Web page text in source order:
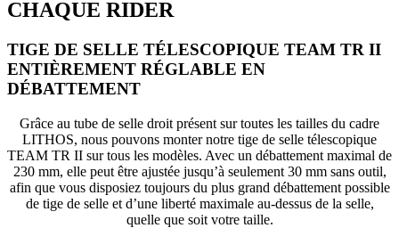
CHAQUE RIDER
TIGE DE SELLE TÉLESCOPIQUE TEAM TR II
ENTIÈREMENT RÉGLABLE EN
DÉBATTEMENT
Grâce au tube de selle droit présent sur toutes les tailles du cadre
LITHOS, nous pouvons monter notre tige de selle télescopique
TEAM TR II sur tous les modèles. Avec un débattement maximal de
230 mm, elle peut être ajustée jusqu’à seulement 30 mm sans outil,
afin que vous disposiez toujours du plus grand débattement possible
de tige de selle et d’une liberté maximale au-dessus de la selle,
quelle que soit votre taille.